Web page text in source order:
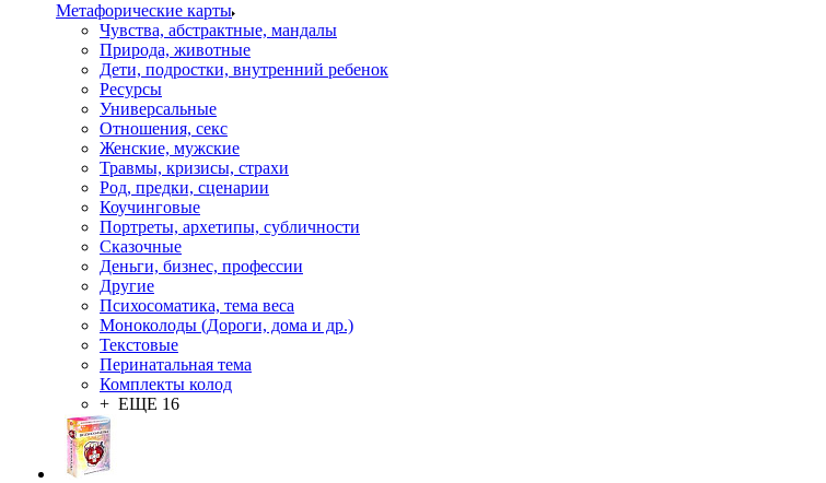
Mетафорические карты
Чувства, абстрактные, мандалы
Природа, животные
Дети, подростки, внутренний ребенок
Ресурсы
Универсальные
Отношения, секс
Женские, мужские
Травмы, кризисы, страхи
Род, предки, сценарии
Коучинговые
Портреты, архетипы, субличности
Сказочные
Деньги, бизнес, профессии
Другие
Психосоматика, тема веса
Моноколоды (Дороги, дома и др.)
Текстовые
Перинатальная тема
Комплекты колод
+ ЕЩЕ 16